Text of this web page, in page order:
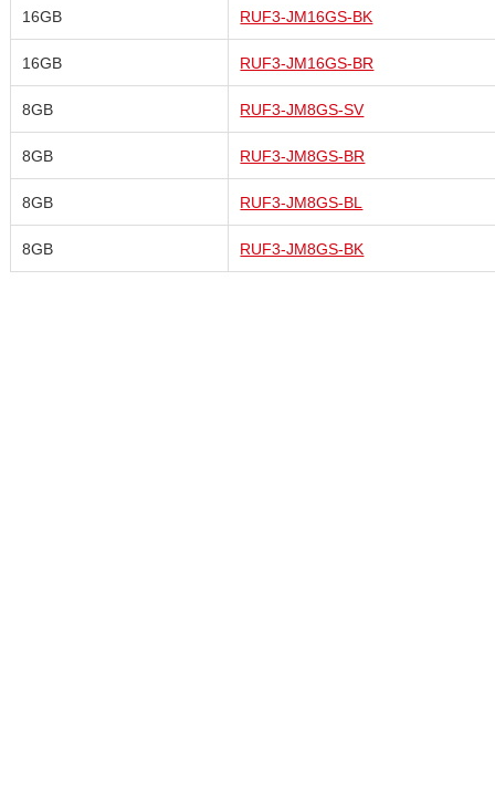
16GB RUF3-JM16GS-BK
16GB RUF3-JM16GS-BR
8GB RUF3-JM8GS-SV
8GB RUF3-JM8GS-BR
8GB RUF3-JM8GS-BL
8GB RUF3-JM8GS-BK